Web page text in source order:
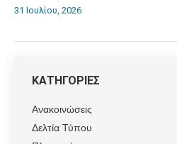
31 Ιουλίου, 2026
ΚΑΤΗΓΟΡΙΕΣ
Ανακοινώσεις
Δελτία Τύπου